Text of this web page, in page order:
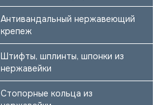
Антивандальный нержавеющий
крепеж
Штифты, шплинты, шпонки из
нержавейки
Стопорные кольца из